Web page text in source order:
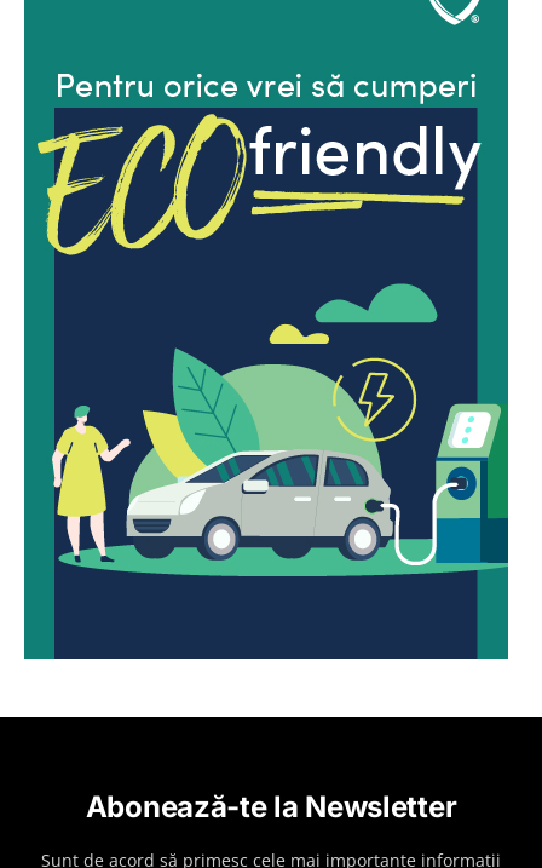
Abonează-te la Newsletter
Sunt de acord să primesc cele mai importante informații